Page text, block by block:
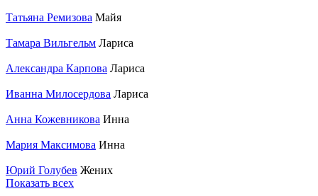
Татьяна Ремизова Майя
Тамара Вильгельм Лариса
Александра Карпова Лариса
Иванна Милосердова Лариса
Анна Кожевникова Инна
Мария Максимова Инна
Юрий Голубев Жених
Показать всех